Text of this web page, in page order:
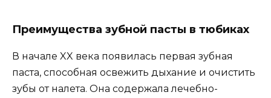
Преимущества зубной пасты в тюбиках
В начале XX века появилась первая зубная
паста, способная освежить дыхание и очистить
зубы от налета. Она содержала лечебно-